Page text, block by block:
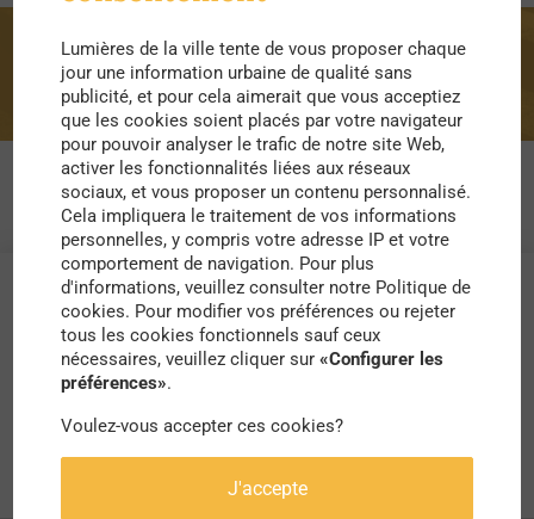
Décentralisation
Lumières de la ville tente de vous proposer chaque
jour une information urbaine de qualité sans
publicité, et pour cela aimerait que vous acceptiez
que les cookies soient placés par votre navigateur
pour pouvoir analyser le trafic de notre site Web,
activer les fonctionnalités liées aux réseaux
sociaux, et vous proposer un contenu personnalisé.
Cela impliquera le traitement de vos informations
personnelles, y compris votre adresse IP et votre
comportement de navigation. Pour plus
d'informations, veuillez consulter notre Politique de
cookies. Pour modifier vos préférences ou rejeter
tous les cookies fonctionnels sauf ceux
nécessaires, veuillez cliquer sur«Configurer les
préférences».
Voulez-vous accepter ces cookies?
J'accepte